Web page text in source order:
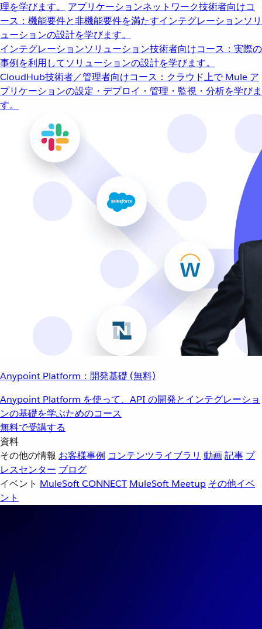
理を学びます。
アプリケーションネットワーク技術者向けコ
ース：機能要件と非機能要件を満たすインテグレーションソリ
ューションの設計を学びます。
インテグレーションソリューション技術者向けコース：実際の
事例を利用してソリューションの設計を学びます。
CloudHub技術者／管理者向けコース：クラウド上で Mule ア
プリケーションの設定・デプロイ・管理・監視・分析を学びま
す。
Anypoint Platform：開発基礎 (無料)
Anypoint Platform を使って、API の開発とインテグレーショ
ンの基礎を学ぶためのコース
無料で受講する
資料
その他の情報 お客様事例 コンテンツライブラリ 動画記事 プ
レスセンター ブログ
イベント MuleSoft CONNECT MuleSoft Meetup その他イベ
ント